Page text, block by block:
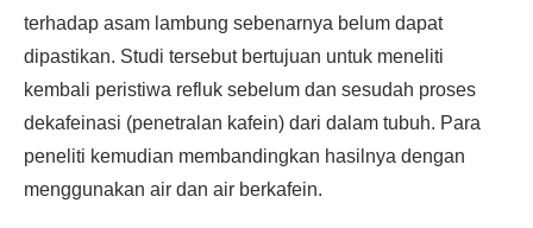
terhadap asam lambung sebenarnya belum dapat
dipastikan. Studi tersebut bertujuan untuk meneliti
kembali peristiwa refluk sebelum dan sesudah proses
dekafeinasi (penetralan kafein) dari dalam tubuh. Para
peneliti kemudian membandingkan hasilnya dengan
menggunakan air dan air berkafein.